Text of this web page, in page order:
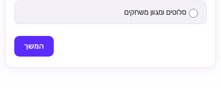
סלוטים ומגוון משחקים
המשך